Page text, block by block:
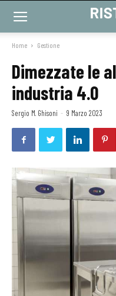
Home Gestione
Dimezzate le
industria 4.0
Sergio M. Ghisoni - 9 Marzo 2023